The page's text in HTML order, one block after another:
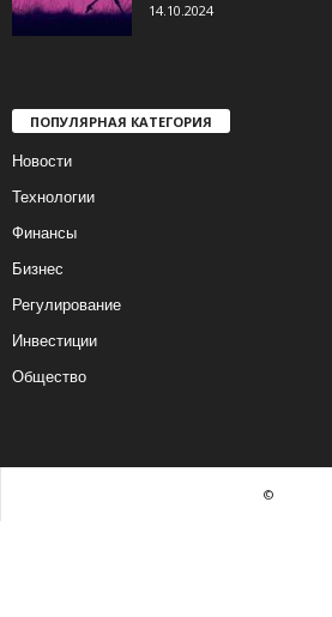
14.10.2024
ПОПУЛЯРНАЯ КАТЕГОРИЯ
Новости
Технологии
Финансы
Бизнес
Регулирование
Инвестиции
Общество
©